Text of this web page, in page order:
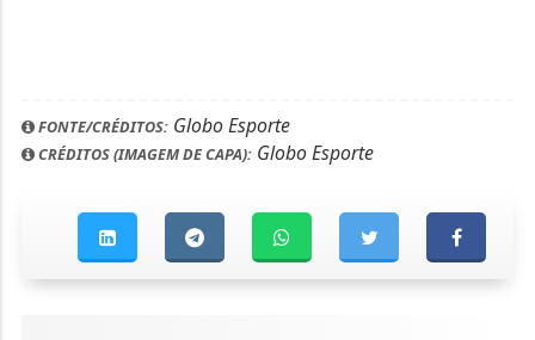
FONTE/CRÉDITOS:Globo Esporte
CRÉDITOS (IMAGEM DE CAPA):Globo Esporte